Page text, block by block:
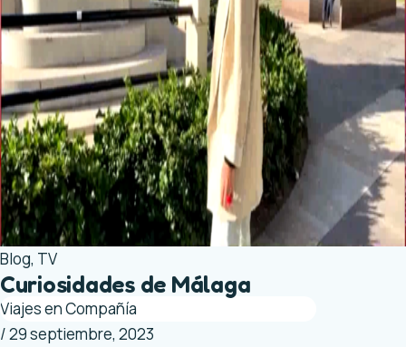
Blog, TV
Curiosidades de Málaga
Viajes en Compañía
/29 septiembre, 2023